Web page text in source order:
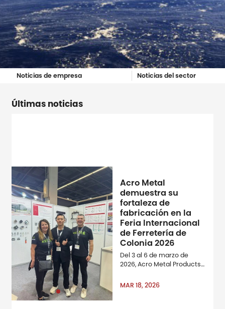
Noticias de empresa Noticias del sector
Últimas noticias
Acro Metal
demuestra su
fortaleza de
fabricación en la
Feria Internacional
de Ferretería de
Colonia 2026
Del 3 al 6 de marzo de
2026, Acro Metal Products
expositor en la Feria
Internacional de Ferretería
MAR 18, 2026